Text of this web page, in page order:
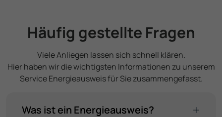
Häufig gestellte Fragen
Viele Anliegen lassen sich schnell klären.
Hier haben wir die wichtigsten Informationen zu unserem
Service Energie­ausweis für Sie zusammen­gefasst.
Was ist ein Energie­ausweis?